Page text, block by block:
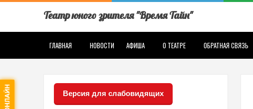
Театр юного зрителя "Время Тайн"
ГЛАВНАЯ НОВОСТИ АФИША О ТЕАТРЕ ОБРАТНАЯ СВЯЗЬ
Версия для слабовидящих